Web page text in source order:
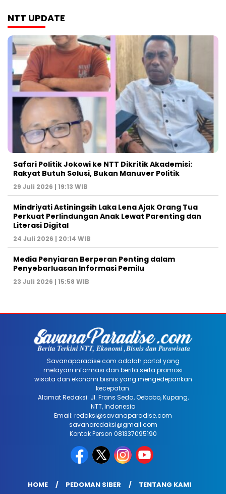
NTT UPDATE
Safari Politik Jokowi ke NTT Dikritik Akademisi:
Rakyat Butuh Solusi, Bukan Manuver Politik
29 Juli 2026 | 19:13 WIB
Mindriyati Astiningsih Laka Lena Ajak Orang Tua
Perkuat Perlindungan Anak Lewat Parenting dan
Literasi Digital
24 Juli 2026 | 20:14 WIB
Media Penyiaran Berperan Penting dalam
Penyebarluasan Informasi Pemilu
23 Juli 2026 | 15:58 WIB
Savanaparadise.com adalah portal yang
melayani informasi dan berita serta promosi
wisata dan ekonomi bisnis yang mengedepankan
kecepatan.
Alamat Redaksi: Jl. Frans Seda, Oebobo, Kupang,
NTT, Indonesia
Email: redaksi@savanaparadise.com
savanaredaksi@gmail.com
Kontak Person 081337095190
HOME PEDOMAN SIBER TENTANG KAMI